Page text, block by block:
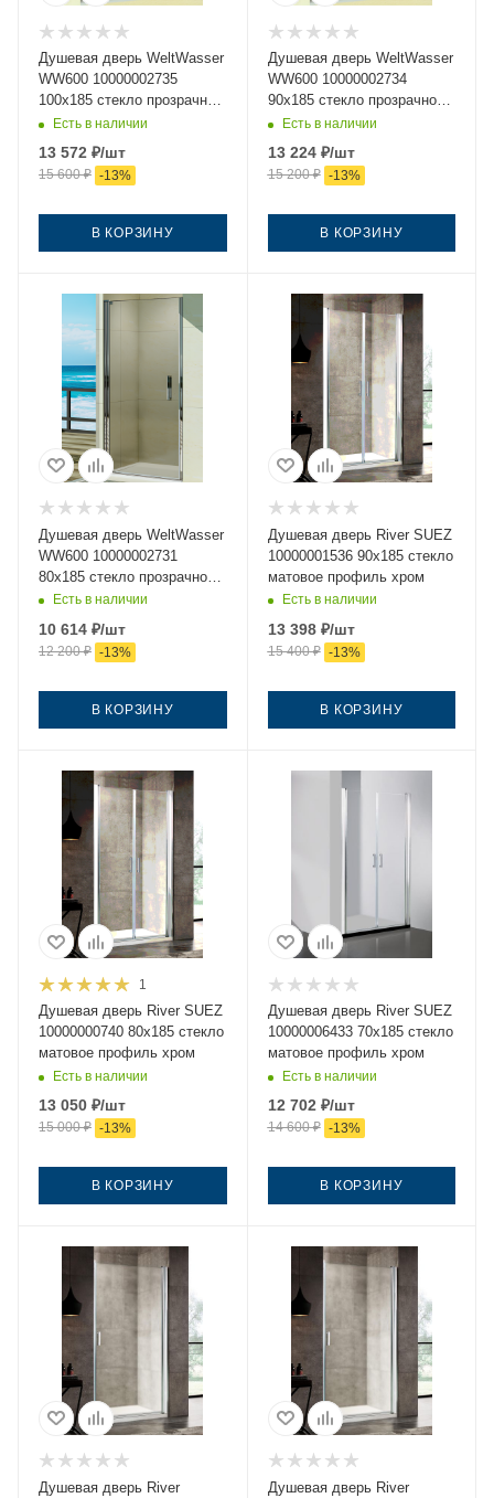
Душевая дверь WeltWasser
WW600 10000002735
100х185 стекло прозрачное
профиль хром
Есть в наличии
13 572 ₽/шт
15 600₽ -13%
В КОРЗИНУ
Душевая дверь WeltWasser
WW600 10000002734
90х185 стекло прозрачное
профиль хром
Есть в наличии
13 224₽/шт
15 200₽ -13%
В КОРЗИНУ
Душевая дверь WeltWasser
WW600 10000002731
80х185 стекло прозрачное
профиль хром
Есть в наличии
10 614 ₽/шт
12 200₽ -13%
В КОРЗИНУ
Душевая дверь River SUEZ
10000001536 90х185 стекло
матовое профиль хром
Есть в наличии
13 398₽/шт
15 400₽ -13%
В КОРЗИНУ
1
Душевая дверь River SUEZ
10000000740 80х185 стекло
матовое профиль хром
Есть в наличии
13 050 ₽/шт
15 000₽ -13%
В КОРЗИНУ
Душевая дверь River SUEZ
10000006433 70х185 стекло
матовое профиль хром
Есть в наличии
12 702 ₽/шт
14 600₽ -13%
В КОРЗИНУ
Душевая дверь River
Душевая дверь River